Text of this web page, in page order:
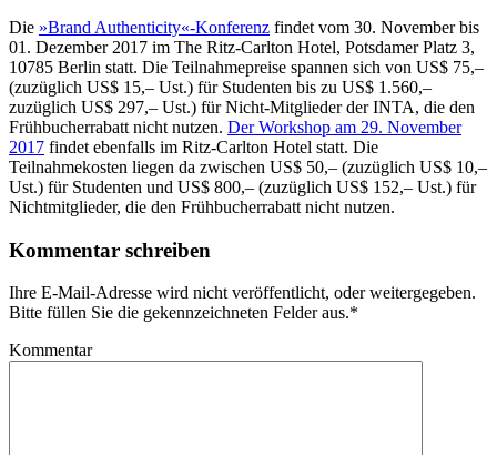
Die »Brand Authenticity«-Konferenz findet vom 30. November bis
01. Dezember 2017 im The Ritz-Carlton Hotel, Potsdamer Platz 3,
10785 Berlin statt. Die Teilnahmepreise spannen sich von US$ 75,–
(zuzüglich US$ 15,– Ust.) für Studenten bis zu US$ 1.560,–
zuzüglich US$ 297,– Ust.) für Nicht-Mitglieder der INTA, die den
Frühbucherrabatt nicht nutzen. Der Workshop am 29. November
2017 findet ebenfalls im Ritz-Carlton Hotel statt. Die
Teilnahmekosten liegen da zwischen US$ 50,– (zuzüglich US$ 10,–
Ust.) für Studenten und US$ 800,– (zuzüglich US$ 152,– Ust.) für
Nichtmitglieder, die den Frühbucherrabatt nicht nutzen.
Kommentar schreiben
Ihre E-Mail-Adresse wird nicht veröffentlicht, oder weitergegeben.
Bitte füllen Sie die gekennzeichneten Felder aus.*
Kommentar